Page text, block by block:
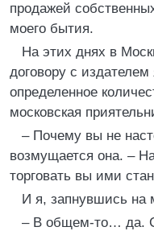
продажей
моего бытия.
На этих днях в
договору с
определенное
московская
– Почему вы не
возмущается она. –
торговать вы ими
И я, запнувшись на
– В общем-то… да.